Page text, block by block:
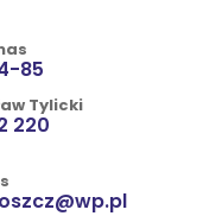
85
Tylicki
220